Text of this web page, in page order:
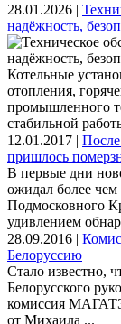
28.01.2026 |
надёжность,
Котельные
отопления,
промышленного
стабильной
12.01.2017 |
пришлось
В первые дни
ожидал более чем
Подмосковного
удивлением
28.09.2016 |
Белоруссию
Стало известно,
Белорусского
комиссия
от Михаила ...